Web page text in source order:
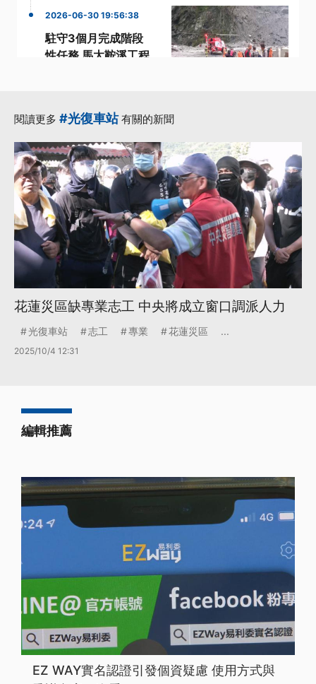
2026-06-30 19:56:38
駐守3個月完成階段
性任務 馬太鞍溪工程
階段·更多...
閱讀更多 #光復車站有關的新聞
花蓮災區缺專業志工 中央將成立窗口調派人力
光復車站 志工 專業 花蓮災區 ...
2025/10/4 12:31
編輯推薦
EZ WAY實名認證引發個資疑慮 使用方式與